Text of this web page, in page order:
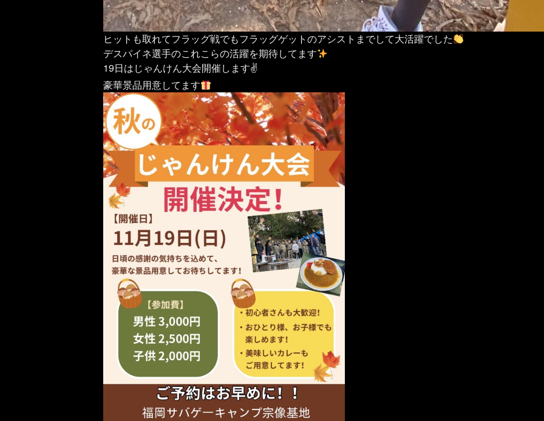
ヒットも取れてフラッグ戦でもフラッグゲットのアシストまでして大活躍でした
デスパイネ選手のこれこらの活躍を期待してます
19日はじゃんけん大会開催します✌️
豪華景品用意してます